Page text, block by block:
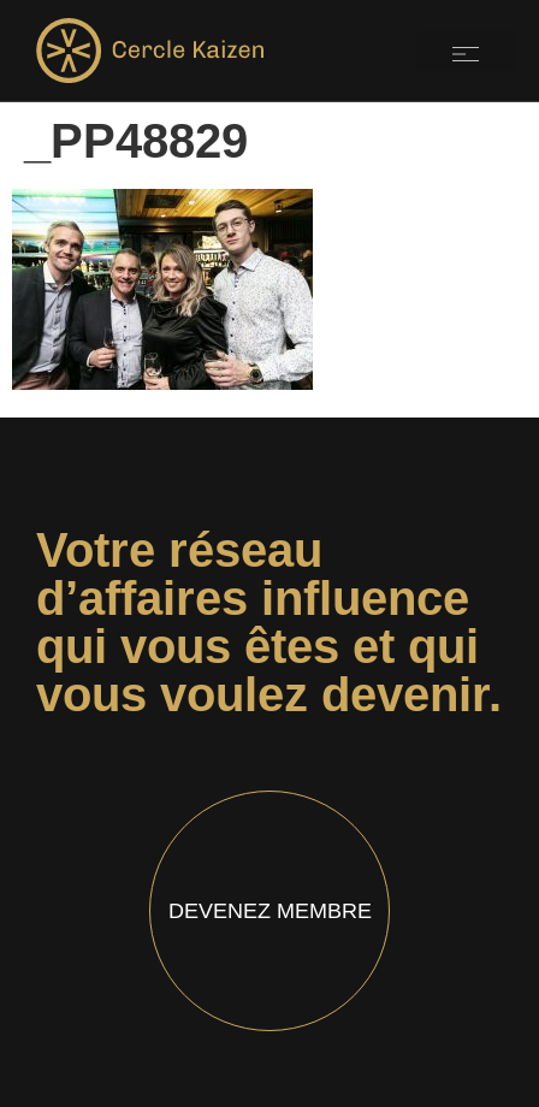
_PP48829
Votre réseau
d’affaires influence
qui vous êtes et qui
vous voulez devenir.
DEVENEZ MEMBRE